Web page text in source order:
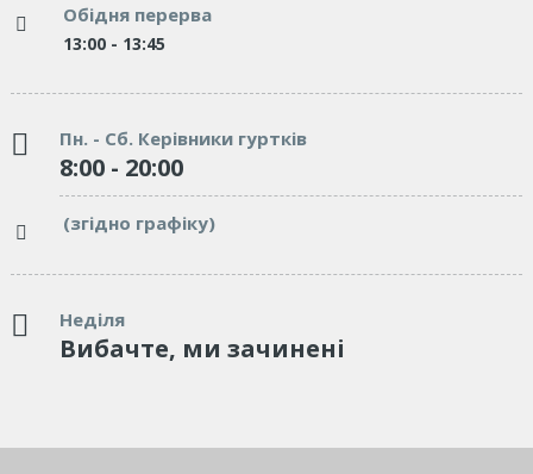
Обідня перерва
13:00 - 13:45
Пн. - Сб. Керівники гуртків
8:00 - 20:00
(згідно графіку)
Неділя
Вибачте, ми зачинені